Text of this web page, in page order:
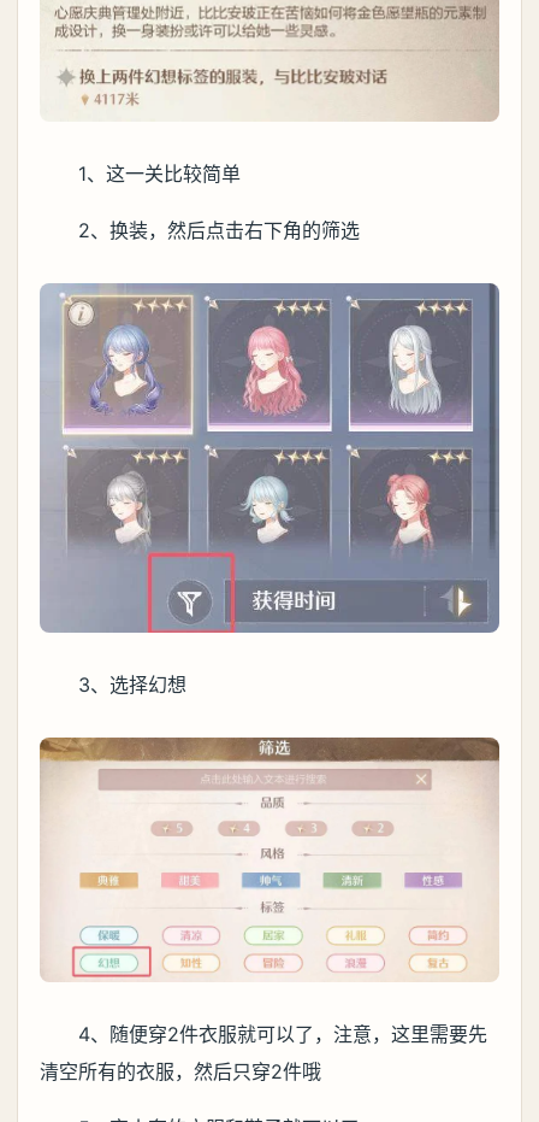
1、这一关比较简单
2、换装，然后点击右下角的筛选
3、选择幻想
4、随便穿2件衣服就可以了，注意，这里需要先
清空所有的衣服，然后只穿2件哦